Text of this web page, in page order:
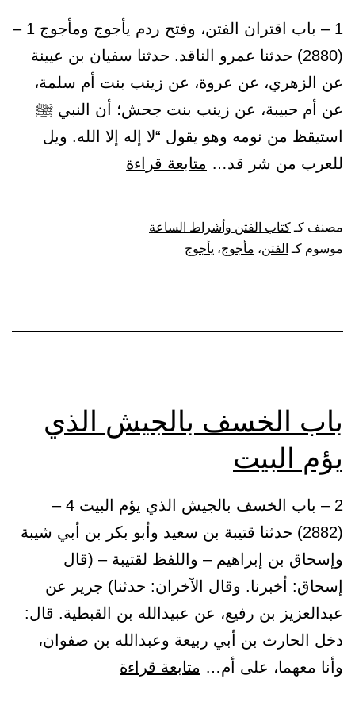
1 – باب اقتران الفتن، وفتح ردم يأجوج ومأجوج 1 –
(2880) حدثنا عمرو الناقد. حدثنا سفيان بن عيينة
عن الزهري، عن عروة، عن زينب بنت أم سلمة،
عن أم حبيبة، عن زينب بنت جحش؛ أن النبي ﷺ
استيقظ من نومه وهو يقول “لا إله إلا الله. ويل
للعرب من شر قد… متابعة قراءة
مصنف كـكتاب الفتن وأشراط الساعة
موسوم كـ الفتن، مأجوج، يأجوج
باب الخسف بالجيش الذي
يؤم البيت
2 – باب الخسف بالجيش الذي يؤم البيت 4 –
(2882) حدثنا قتيبة بن سعيد وأبو بكر بن أبي شيبة
وإسحاق بن إبراهيم – واللفظ لقتيبة – (قال
إسحاق: أخبرنا. وقال الآخران: حدثنا) جرير عن
عبدالعزيز بن رفيع، عن عبيدالله بن القبطية. قال:
دخل الحارث بن أبي ربيعة وعبدالله بن صفوان،
وأنا معهما، على أم… متابعة قراءة